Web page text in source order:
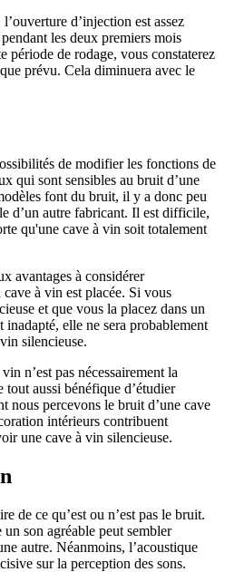
d’injection est assez
les deux premiers mois
période de rodage, vous constaterez
prévu. Cela diminuera avec le
de modifier les fonctions de
qui sont sensibles au bruit d’une
font du bruit, il y a donc peu
d’un autre fabricant. Il est difficile,
qu'une cave à vin soit totalement
avantages à considérer
à vin est placée. Si vous
et que vous la placez dans un
elle ne sera probablement
silencieuse.
n’est pas nécessairement la
tout aussi bénéfique d’étudier
nous percevons le bruit d’une cave
intérieurs contribuent
une cave à vin silencieuse.
de ce qu’est ou n’est pas le bruit.
un son agréable peut sembler
autre. Néanmoins, l’acoustique
sur la perception des sons.